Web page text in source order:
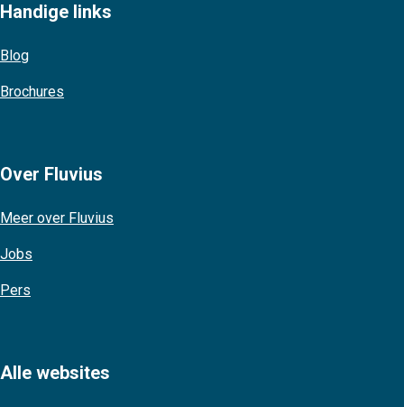
Handige links
Blog
Brochures
Over Fluvius
Meer over Fluvius
Jobs
Pers
Alle websites